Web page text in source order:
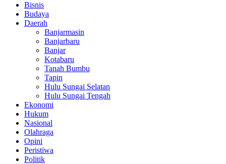
Bisnis
Budaya
Daerah
Banjarmasin
Banjarbaru
Banjar
Kotabaru
Tanah Bumbu
Tapin
Hulu Sungai Selatan
Hulu Sungai Tengah
Ekonomi
Hukum
Nasional
Olahraga
Opini
Peristiwa
Politik